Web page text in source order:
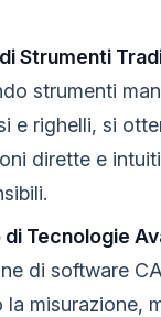
Strumenti
strumenti
e righelli, si
dirette e
di Tecnologie
di software
la misurazione,